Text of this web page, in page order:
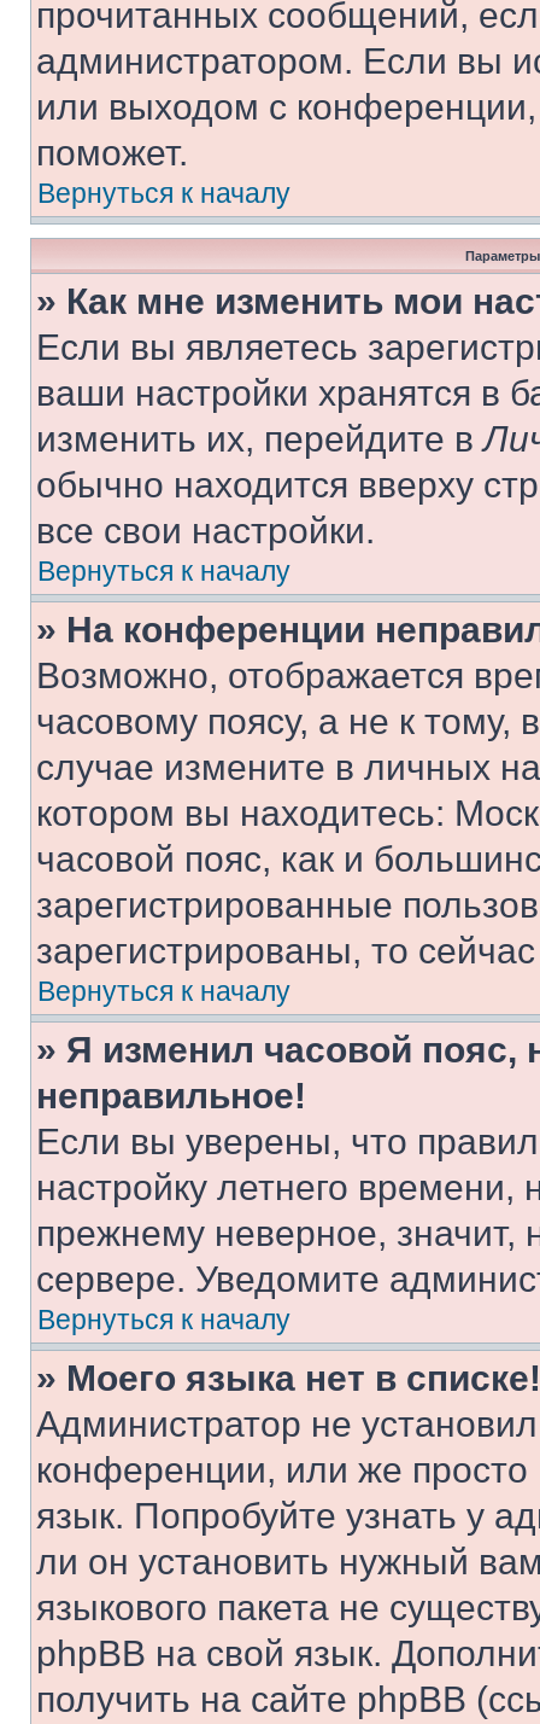
прочитанных сообщений,
администратором. Если вы
или выходом с
поможет.
Вернуться к началу
Параметры
» Как мне изменить мои
Если вы являетесь
ваши настройки хранятся в
изменить их, перейдите в
обычно находится вверху
все свои настройки.
Вернуться к началу
» На конференции
Возможно, отображается
часовому поясу, а не к тому,
случае измените в личных
котором вы находитесь:
часовой пояс, как и
зарегистрированные
зарегистрированы, то
Вернуться к началу
» Я изменил часовой пояс,
неправильное!
Если вы уверены, что
настройку летнего
прежнему неверное, значит,
сервере. Уведомите
Вернуться к началу
» Моего языка нет в списке!
Администратор не
конференции, или же
язык. Попробуйте узнать у
ли он установить нужный
языкового пакета не
phpBB на свой язык.
получить на сайте phpBB